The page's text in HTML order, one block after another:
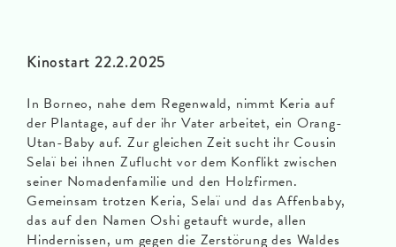
Kinostart 22.2.2025
In Borneo, nahe dem Regenwald, nimmt Keria auf
der Plantage, auf der ihr Vater arbeitet, ein Orang-
Utan-Baby auf. Zur gleichen Zeit sucht ihr Cousin
Selaï bei ihnen Zuflucht vor dem Konflikt zwischen
seiner Nomadenfamilie und den Holzfirmen.
Gemeinsam trotzen Keria, Selaï und das Affenbaby,
das auf den Namen Oshi getauft wurde, allen
Hindernissen, um gegen die Zerstörung des Waldes